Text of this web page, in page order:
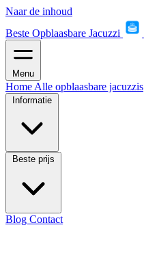
Naar de inhoud
Beste Opblaasbare Jacuzzi
Menu
Home Alle opblaasbare jacuzzis
Informatie
Beste prijs
Blog Contact